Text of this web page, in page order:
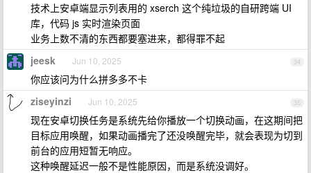
技术上安卓端显示列表用的 xserch 这个纯垃圾的自研跨端 UI
库，代码 js 实时渲染页面
业务上数不清的东西都要塞进来，都得罪不起
34
jeesk Jun 10, 2025
你应该问为什么拼多多不卡
35
ziseyinzi Jun 10, 2025
现在安卓切换任务是系统先给你播放一个切换动画，在这期间把
目标应用唤醒，如果动画播完了还没唤醒完毕，就会表现为切到
前台的应用短暂无响应。
这种唤醒延迟一般不是性能原因，而是系统没调好。